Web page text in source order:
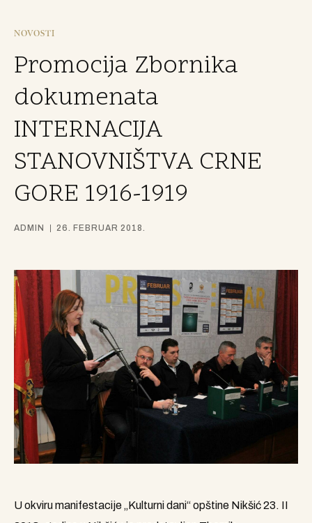
NOVOSTI
Promocija Zbornika
dokumenata
INTERNACIJA
STANOVNIŠTVA CRNE
GORE 1916-1919
ADMIN 26. FEBRUAR 2018.
U okviru manifestacije „Kulturni dani“ opštine Nikšić 23. II